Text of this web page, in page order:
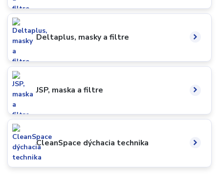
Deltaplus, masky a filtre
JSP, maska a filtre
CleanSpace dýchacia technika